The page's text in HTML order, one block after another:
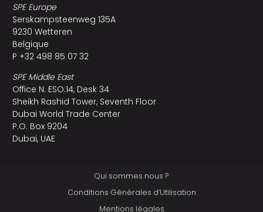
SPE Europe
Serskampsteenweg 135A
9230 Wetteren
Belgique
P +32 498 85 07 32
SPE Middle East
Office N. ESO:14, Desk 34
Sheikh Rashid Tower, Seventh Floor
Dubai World Trade Center
P.O. Box 9204
Dubai, UAE
Qui sommes nous ?
Conditions Générales d’Utilisation
Mentions légales